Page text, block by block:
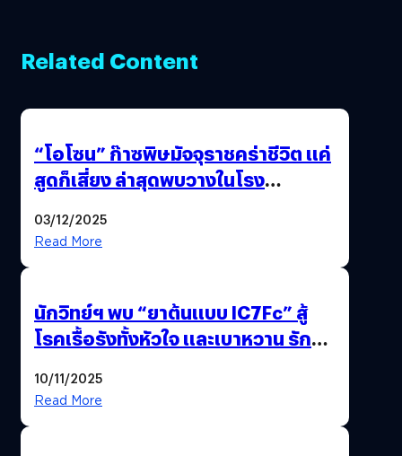
Related Content
“โอโซน” ก๊าซพิษมัจจุราชคร่าชีวิต แค่
สูดก็เสี่ยง ล่าสุดพบวางในโรง
03/12/2025
Read More
นักวิทย์ฯ พบ “ยาต้นแบบ IC7Fc” สู้
โรคเรื้อรังทั้งหัวใจ และเบาหวาน รักษา
10/11/2025
Read More